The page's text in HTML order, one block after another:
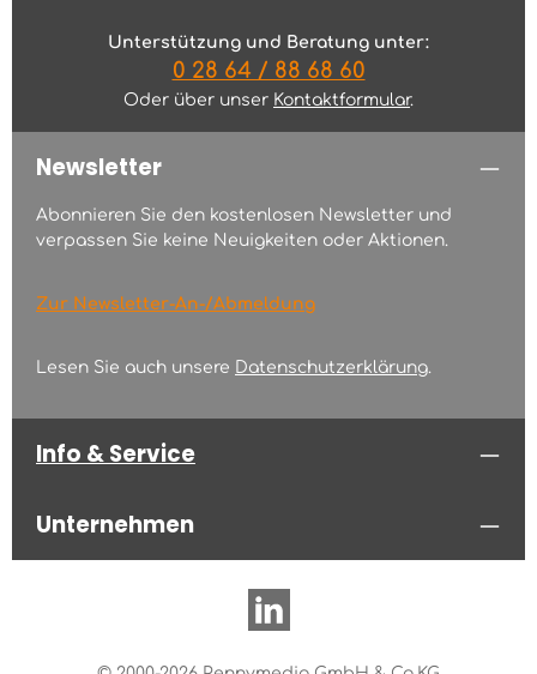
Unterstützung und Beratung unter:
0 28 64 / 88 68 60
Oder über unser Kontaktformular.
Newsletter
Abonnieren Sie den kostenlosen Newsletter und
verpassen Sie keine Neuigkeiten oder Aktionen.
Zur Newsletter-An-/Abmeldung
Lesen Sie auch unsere Datenschutzerklärung.
Info & Service
Unternehmen